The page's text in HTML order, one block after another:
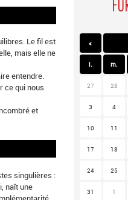
Le fil est
mais elle ne
entendre.
ce qui nous
et
singulières :
naît une
«
l. m.
27 28
3 4
10 11
17 18
24 25
31 1